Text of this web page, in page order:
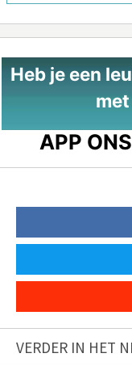
Heb je een
APP
VERDER IN HET